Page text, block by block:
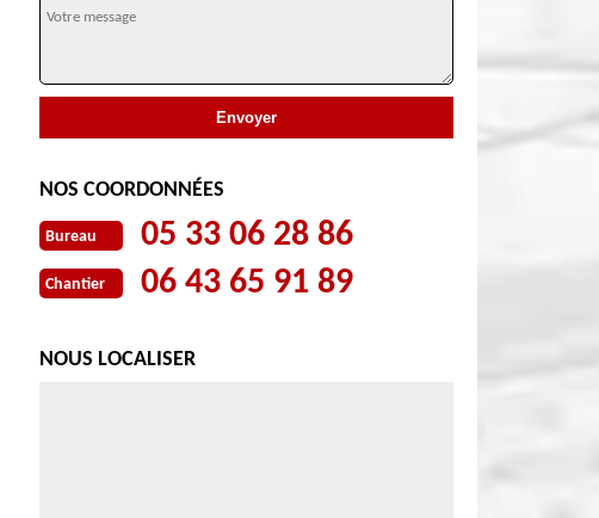
NOS COORDONNÉES
Bureau 05 33 06 28 86
Chantier 06 43 65 91 89
NOUS LOCALISER